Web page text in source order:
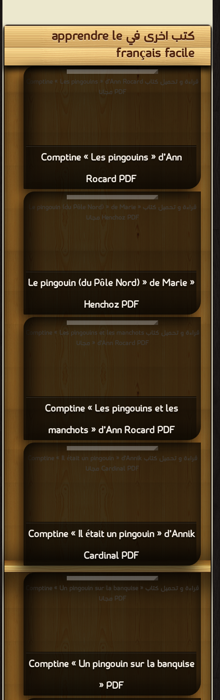
كتب اخرى في apprendre le
français facile
Comptine « Les pingouins » d’Ann
Rocard PDF
قراءة و تحميل كتاب Comptine « Les pingouins » d’Ann Rocard
PDF مجانا
« Le pingouin (du Pôle Nord) » de Marie
Henchoz PDF
قراءة و تحميل كتاب « Le pingouin (du Pôle Nord) » de Marie
Henchoz PDF مجانا
Comptine « Les pingouins et les
manchots » d’Ann Rocard PDF
قراءة و تحميل كتاب Comptine « Les pingouins et les manchots
» d’Ann Rocard PDF مجانا
Comptine « Il était un pingouin » d’Annik
Cardinal PDF
قراءة و تحميل كتاب Comptine « Il était un pingouin » d’Annik
Cardinal PDF مجانا
Comptine « Un pingouin sur la banquise
» PDF
قراءة و تحميل كتاب Comptine « Un pingouin sur la banquise »
PDF مجانا